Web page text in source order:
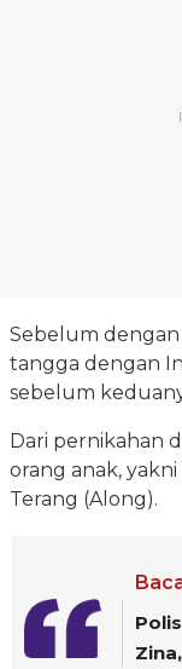
Sebelum
tangga dengan
sebelum
Dari pernikahan
orang anak, yakni
Terang (Along).